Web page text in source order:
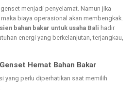
menjadi penyelamat. Namun jika
biaya operasional akan membengkak.
bahan bakar untuk usaha Bali hadir
energi yang berkelanjutan, terjangkau,
Hemat Bahan Bakar
yang perlu diperhatikan saat memilih